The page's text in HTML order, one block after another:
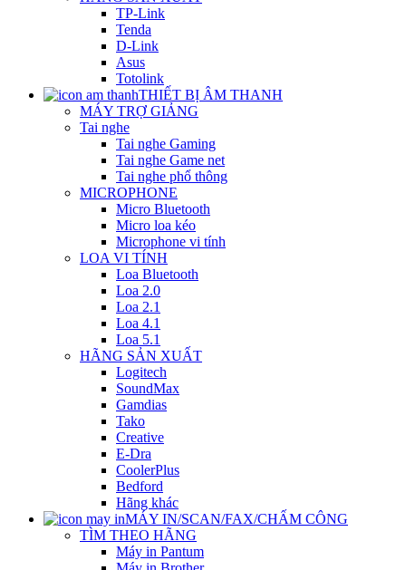
TP-Link
Tenda
D-Link
Asus
Totolink
THIẾT BỊ ÂM THANH
MÁY TRỢ GIẢNG
Tai nghe
Tai nghe Gaming
Tai nghe Game net
Tai nghe phổ thông
MICROPHONE
Micro Bluetooth
Micro loa kéo
Microphone vi tính
LOA VI TÍNH
Loa Bluetooth
Loa 2.0
Loa 2.1
Loa 4.1
Loa 5.1
HÃNG SẢN XUẤT
Logitech
SoundMax
Gamdias
Tako
Creative
E-Dra
CoolerPlus
Bedford
Hãng khác
MÁY IN/SCAN/FAX/CHẤM CÔNG
TÌM THEO HÃNG
Máy in Pantum